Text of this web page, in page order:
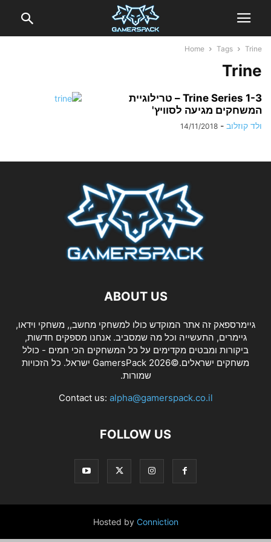
Home Tags Trine
Trine
Trine Series 1-3 – טרילוגיית
המשחקים מגיעה לסוויץ'
ולד קוזלוב -
14/11/2018
ABOUT US
גיימרספאק זה אתר המוקדש כולו למשחקי מחשב,, משחקי וידאו,
גיימרים, התעשייה וכל מה שמסביב. אנחנו מספקים חדשות,
ביקורות ומבטים מקדימים על כל המשחקים הכי חמים - כולל
משחקים ישראלים.©2026 GamersPack ישראל. כל הזכויות
שמורות.
Contact us: alpha@gamerspack.co.il
FOLLOW US
Hosted by Conniction